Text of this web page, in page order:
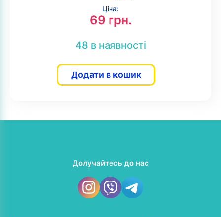
Ціна:
69 грн.
48 в наявності
Додати в кошик
Долучайтесь до нас